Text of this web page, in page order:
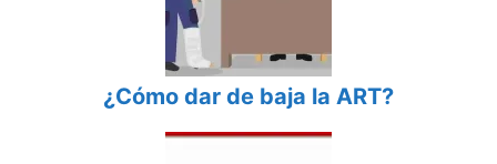
¿Cómo dar de baja la ART?